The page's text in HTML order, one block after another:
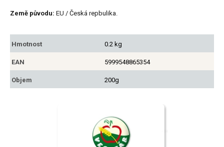
Země původu: EU / Česká repbulika.
Hmotnost 0.2 kg
EAN 5999548865354
Objem 200g